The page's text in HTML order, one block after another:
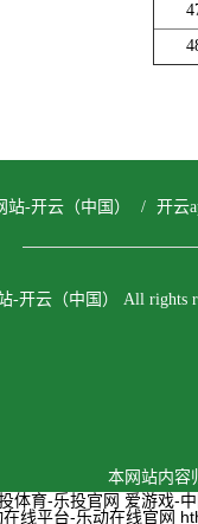
站-开云（中国） / 开云
-开云（中国） All rights
本网站内容
体育-乐投官网 爱游戏-
在线平台-乐动在线官网